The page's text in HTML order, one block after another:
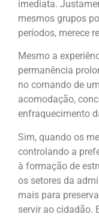
imediata.
mesmos grupos
períodos, merece
Mesmo a
permanência
no comando de
acomodação,
enfraquecimento
Sim, quando os
controlando a
à formação de
os setores da
mais para
servir ao cidadão.